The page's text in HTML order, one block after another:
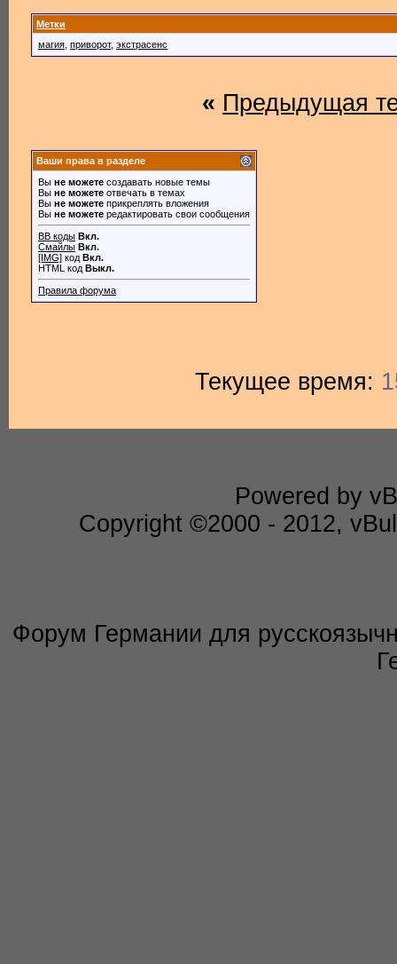
Метки
магия приворот, экстрасенс
« Предыдущая
Ваши права в разделе
Вы не можете создавать новые темы
Вы не можете отвечать в темах
Вы не можете прикреплять вложения
Вы не можете редактировать свои сообщения
BB коды Вкл.
Смайлы Вкл.
[IMG] код Вкл.
HTML код Выкл.
Правила форума
Текущее время:
Powered by
Copyright ©2000 - 2012,
Форум Германии для